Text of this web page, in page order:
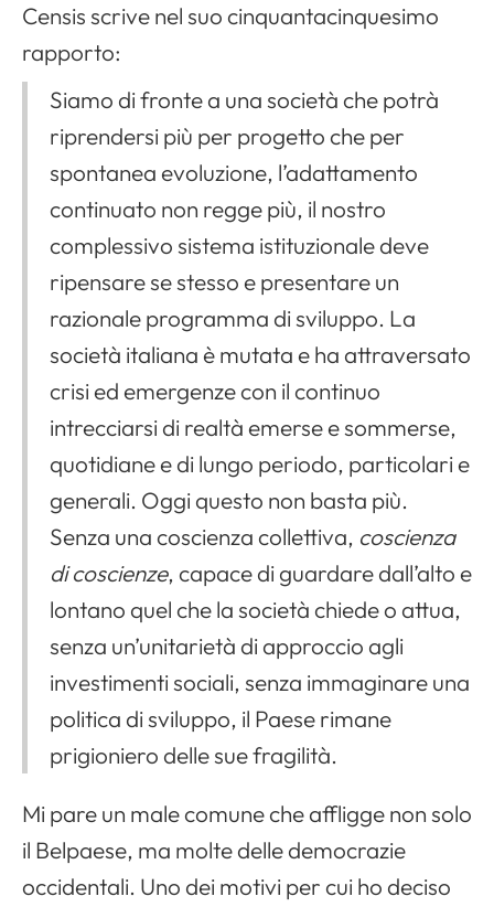
Censis scrive nel suo cinquantacinquesimo
rapporto:
Siamo di fronte a una società che potrà
riprendersi più per progetto che per
spontanea evoluzione, l’adattamento
continuato non regge più, il nostro
complessivo sistema istituzionale deve
ripensare se stesso e presentare un
razionale programma di sviluppo. La
società italiana è mutata e ha attraversato
crisi ed emergenze con il continuo
intrecciarsi di realtà emerse e sommerse,
quotidiane e di lungo periodo, particolari e
generali. Oggi questo non basta più.
Senza una coscienza collettiva, coscienza
di coscienze, capace di guardare dall’alto e
lontano quel che la società chiede o attua,
senza un’unitarietà di approccio agli
investimenti sociali, senza immaginare una
politica di sviluppo, il Paese rimane
prigioniero delle sue fragilità.
Mi pare un male comune che affligge non solo
il Belpaese, ma molte delle democrazie
occidentali. Uno dei motivi per cui ho deciso